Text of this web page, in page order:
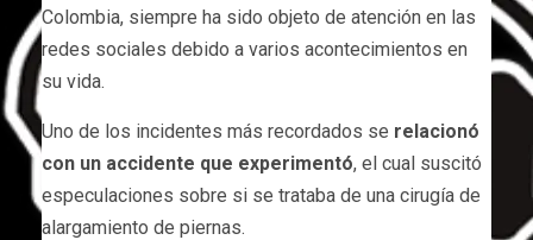
Colombia, siempre ha sido objeto de atención en las
redes sociales debido a varios acontecimientos en
su vida.
Uno de los incidentes más recordados se relacionó
con un accidente que experimentó, el cual suscitó
especulaciones sobre si se trataba de una cirugía de
alargamiento de piernas.